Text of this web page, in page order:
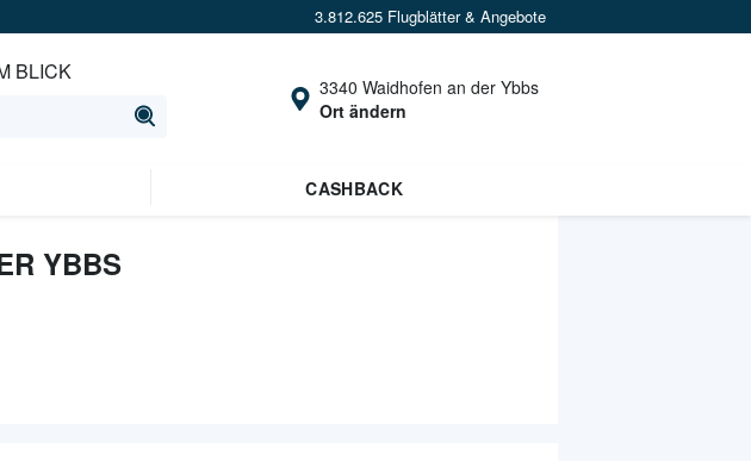
3.812.625 Flugblätter & Angebote
BLICK
3340 Waidhofen an der Ybbs
Ort ändern
CASHBACK
YBBS